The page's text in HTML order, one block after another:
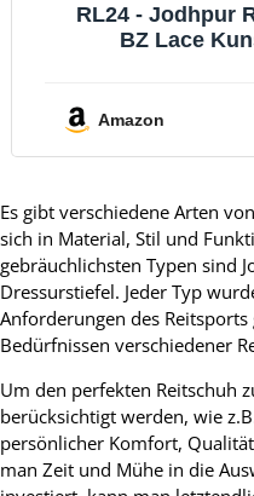
RL24 - Jodhpur
BZ Lace
Amazon
Es gibt verschiedene Arten
sich in Material, Stil und
gebräuchlichsten Typen sind
Dressurstiefel. Jeder Typ
Anforderungen des
Bedürfnissen verschiedener
Um den perfekten Reitschuh
berücksichtigt werden, wie
persönlicher Komfort,
man Zeit und Mühe in die